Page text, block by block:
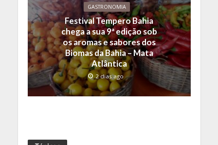
GASTRONOMIA
Festival Tempero Bahia
chega a sua 9ª edição sob
os aromas e sabores dos
Biomas da Bahia – Mata
Atlântica
2 dias ago